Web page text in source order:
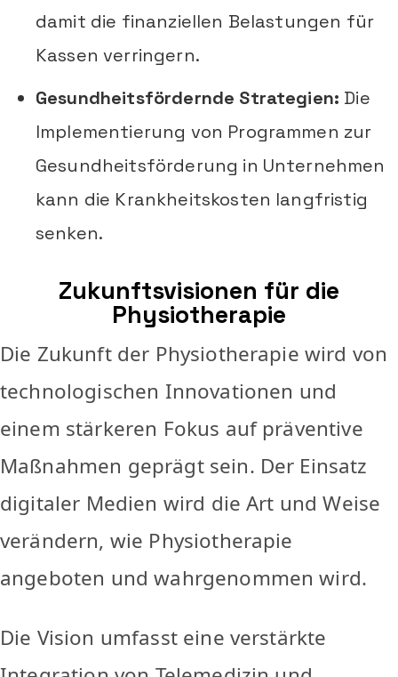
damit die finanziellen Belastungen für
Kassen verringern.
Gesundheitsfördernde Strategien: Die
Implementierung von Programmen zur
Gesundheitsförderung in Unternehmen
kann die Krankheitskosten langfristig
senken.
Zukunftsvisionen für die
Physiotherapie
Die Zukunft der Physiotherapie wird von
technologischen Innovationen und
einem stärkeren Fokus auf präventive
Maßnahmen geprägt sein. Der Einsatz
digitaler Medien wird die Art und Weise
verändern, wie Physiotherapie
angeboten und wahrgenommen wird.
Die Vision umfasst eine verstärkte